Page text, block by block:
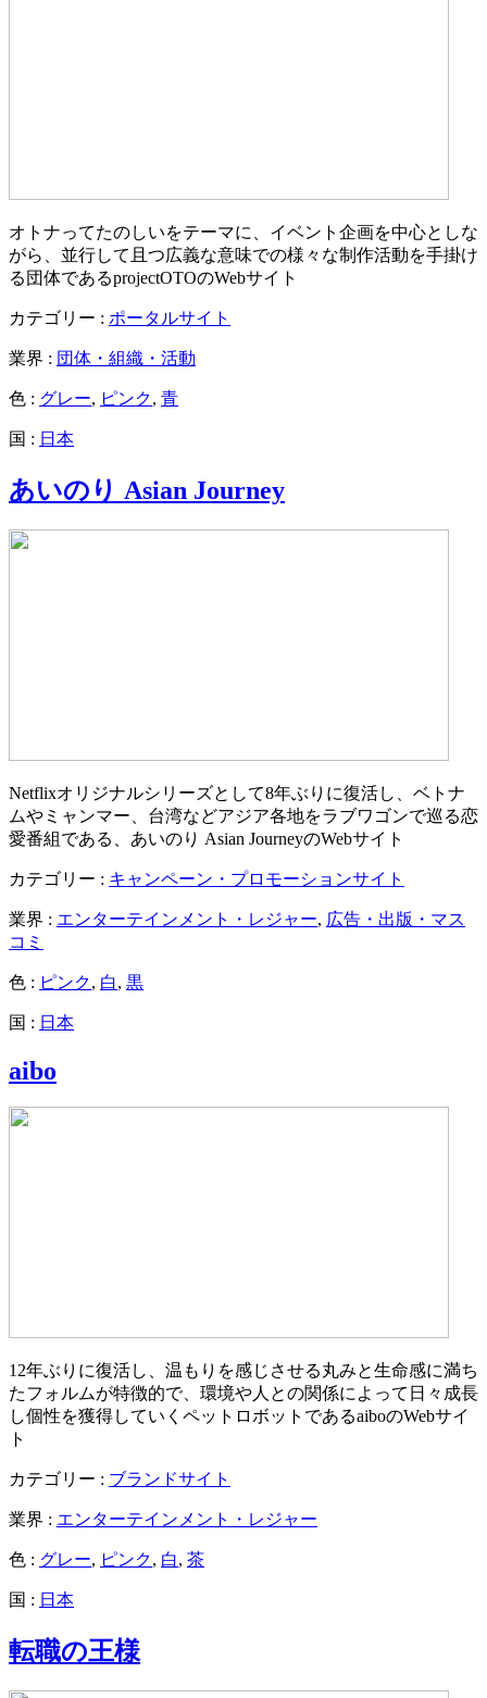
オトナってたのしいをテーマに、イベント企画を中心としな
がら、並行して且つ広義な意味での様々な制作活動を手掛け
る団体であるprojectOTOのWebサイト
カテゴリー : ポータルサイト
業界 : 団体・組織・活動
色 : グレー, ピンク, 青
国 : 日本
あいのり Asian Journey
Netflixオリジナルシリーズとして8年ぶりに復活し、ベトナ
ムやミャンマー、台湾などアジア各地をラブワゴンで巡る恋
愛番組である、あいのり Asian JourneyのWebサイト
カテゴリー : キャンペーン・プロモーションサイト
業界 : エンターテインメント・レジャー, 広告・出版・マス
コミ
色 : ピンク, 白, 黒
国 : 日本
aibo
12年ぶりに復活し、温もりを感じさせる丸みと生命感に満ち
たフォルムが特徴的で、環境や人との関係によって日々成長
し個性を獲得していくペットロボットであるaiboのWebサイ
ト
カテゴリー : ブランドサイト
業界 : エンターテインメント・レジャー
色 : グレー, ピンク, 白, 茶
国 : 日本
転職の王様